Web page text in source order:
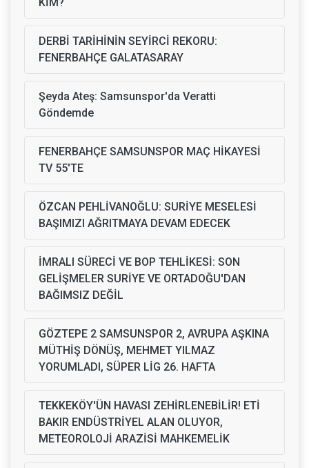
DERBİ TARİHİNİN SEYİRCİ REKORU:
FENERBAHÇE GALATASARAY
Şeyda Ateş: Samsunspor'da Veratti
Göndemde
FENERBAHÇE SAMSUNSPOR MAÇ HİKAYESİ
TV 55'TE
ÖZCAN PEHLİVANOĞLU: SURİYE MESELESİ
BAŞIMIZI AĞRITMAYA DEVAM EDECEK
İMRALI SÜRECİ VE BOP TEHLİKESİ: SON
GELİŞMELER SURİYE VE ORTADOĞU'DAN
BAĞIMSIZ DEĞİL
GÖZTEPE 2 SAMSUNSPOR 2, AVRUPA AŞKINA
MÜTHİŞ DÖNÜŞ, MEHMET YILMAZ
YORUMLADI, SÜPER LİG 26. HAFTA
TEKKEKÖY'ÜN HAVASI ZEHİRLENEBİLİR! ETİ
BAKIR ENDÜSTRİYEL ALAN OLUYOR,
METEOROLOJİ ARAZİSİ MAHKEMELİK